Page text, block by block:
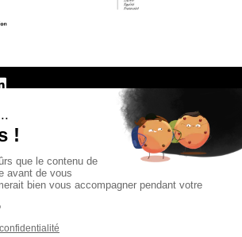
NOUS REJOINDRE
EUROPE
WEB MENTIONS LÉGALES COOKIES